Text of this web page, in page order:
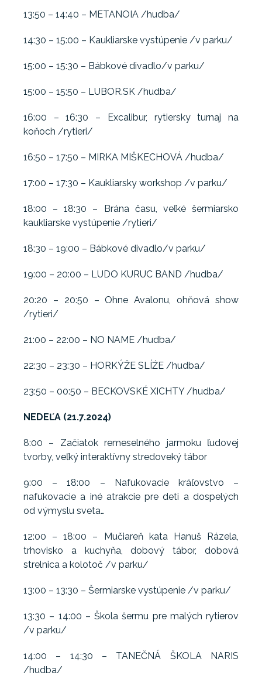
13:50 – 14:40 – METANOIA /hudba/
14:30 – 15:00 – Kaukliarske vystúpenie /v parku/
15:00 – 15:30 – Bábkové divadlo/v parku/
15:00 – 15:50 – LUBOR.SK /hudba/
16:00 – 16:30 – Excalibur, rytiersky turnaj na
koňoch /rytieri/
16:50 – 17:50 – MIRKA MIŠKECHOVÁ /hudba/
17:00 – 17:30 – Kaukliarsky workshop /v parku/
18:00 – 18:30 – Brána času, veľké šermiarsko
kaukliarske vystúpenie /rytieri/
18:30 – 19:00 – Bábkové divadlo/v parku/
19:00 – 20:00 – LUDO KURUC BAND /hudba/
20:20 – 20:50 – Ohne Avalonu, ohňová show
/rytieri/
21:00 – 22:00 – NO NAME /hudba/
22:30 – 23:30 – HORKÝŽE SLÍŹE /hudba/
23:50 – 00:50 – BECKOVSKÉ XICHTY /hudba/
NEDEĽA (21.7.2024)
8:00 – Začiatok remeselného jarmoku ľudovej
tvorby, veľký interaktívny stredoveký tábor
9:00 – 18:00 – Nafukovacie kráľovstvo –
nafukovacie a iné atrakcie pre deti a dospelých
od výmyslu sveta…
12:00 – 18:00 – Mučiareň kata Hanuš Rázela,
trhovisko a kuchyňa, dobový tábor, dobová
strelnica a kolotoč /v parku/
13:00 – 13:30 – Šermiarske vystúpenie /v parku/
13:30 – 14:00 – Škola šermu pre malých rytierov
/v parku/
14:00 – 14:30 – TANEČNÁ ŠKOLA NARIS
/hudba/